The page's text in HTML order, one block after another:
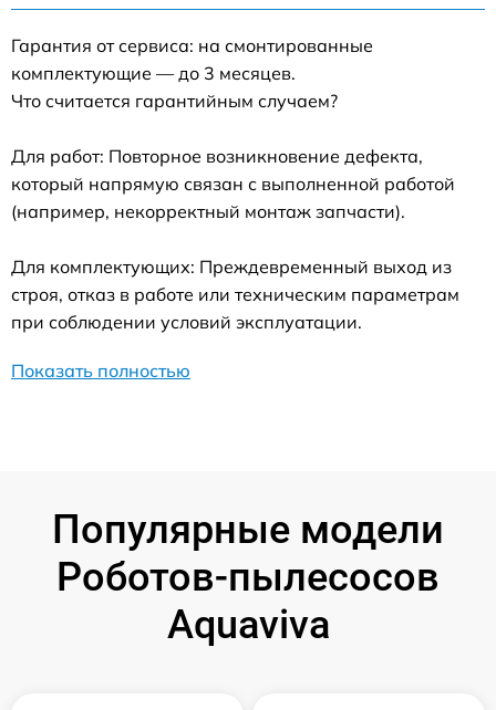
Гарантия от сервиса: на смонтированные
комплектующие — до 3 месяцев.
Что считается гарантийным случаем?
Для работ: Повторное возникновение дефекта,
который напрямую связан с выполненной работой
(например, некорректный монтаж запчасти).
Для комплектующих: Преждевременный выход из
строя, отказ в работе или техническим параметрам
при соблюдении условий эксплуатации.
Показать полностью
Популярные модели
Роботов-пылесосов
Aquaviva